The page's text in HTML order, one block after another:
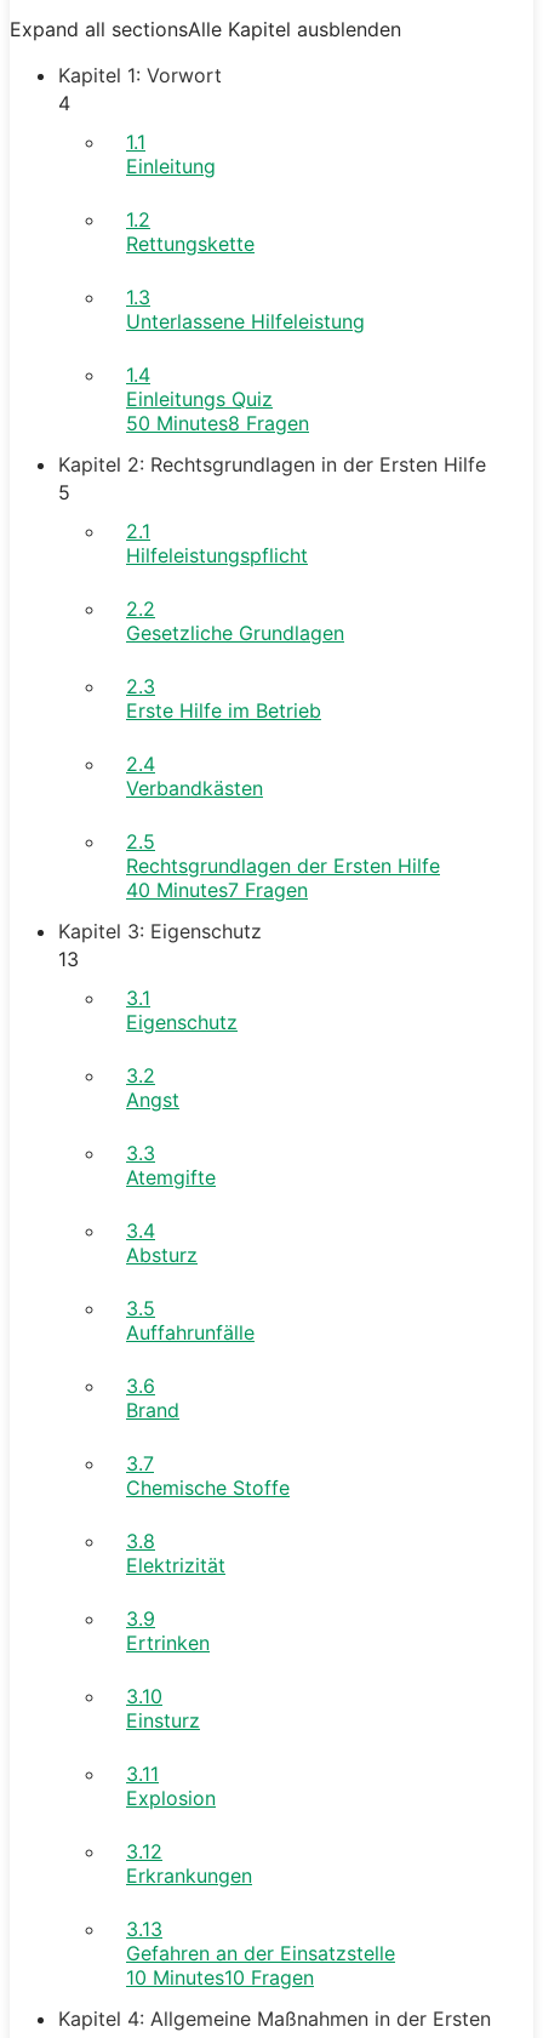
Expand all sectionsAlle Kapitel ausblenden
Kapitel 1: Vorwort
4
1.1
Einleitung
1.2
Rettungskette
1.3
Unterlassene Hilfeleistung
1.4
Einleitungs Quiz
50 Minutes8 Fragen
Kapitel 2: Rechtsgrundlagen in der Ersten Hilfe
5
2.1
Hilfeleistungspflicht
2.2
Gesetzliche Grundlagen
2.3
Erste Hilfe im Betrieb
2.4
Verbandkästen
2.5
Rechtsgrundlagen der Ersten Hilfe
40 Minutes7 Fragen
Kapitel 3: Eigenschutz
13
3.1
Eigenschutz
3.2
Angst
3.3
Atemgifte
3.4
Absturz
3.5
Auffahrunfälle
3.6
Brand
3.7
Chemische Stoffe
3.8
Elektrizität
3.9
Ertrinken
3.10
Einsturz
3.11
Explosion
3.12
Erkrankungen
3.13
Gefahren an der Einsatzstelle
10 Minutes10 Fragen
Kapitel 4: Allgemeine Maßnahmen in der Ersten